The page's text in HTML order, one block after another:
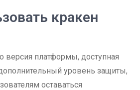
кракен
версия платформы, доступная
уровень защиты,
оставаться